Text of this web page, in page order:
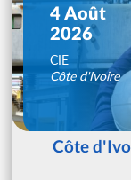
4 Août
2026
CIE
Côte d'Ivoire
Côte